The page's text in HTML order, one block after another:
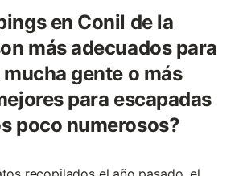
en Conil de la
más adecuados para
gente o más
para escapadas
poco numerosos?